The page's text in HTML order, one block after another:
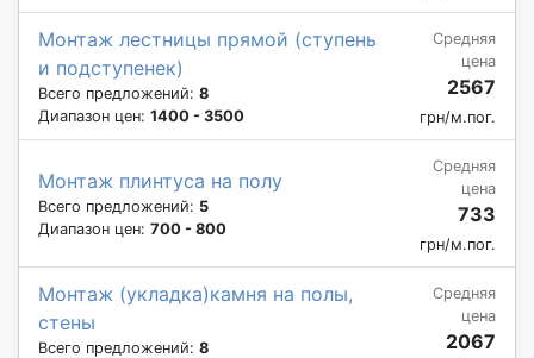
Монтаж лестницы прямой (ступень
и подступенек)
Всего предложений: 8
Диапазон цен: 1400 - 3500
Средняя
цена
2567
грн/м.пог.
Монтаж плинтуса на полу
Всего предложений: 5
Диапазон цен: 700 - 800
Средняя
цена
733
грн/м.пог.
Монтаж (укладка)камня на полы,
стены
Всего предложений: 8
Средняя
цена
2067